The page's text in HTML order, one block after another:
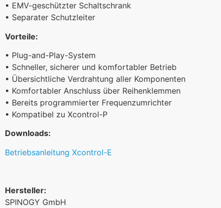
• EMV-geschützter Schaltschrank
• Separater Schutzleiter
Vorteile:
• Plug-and-Play-System
• Schneller, sicherer und komfortabler Betrieb
• Übersichtliche Verdrahtung aller Komponenten
• Komfortabler Anschluss über Reihenklemmen
• Bereits programmierter Frequenzumrichter
• Kompatibel zu Xcontrol-P
Downloads:
Betriebsanleitung Xcontrol-E
Hersteller:
SPINOGY GmbH